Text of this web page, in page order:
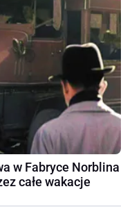
w Fabryce Norblina
całe wakacje